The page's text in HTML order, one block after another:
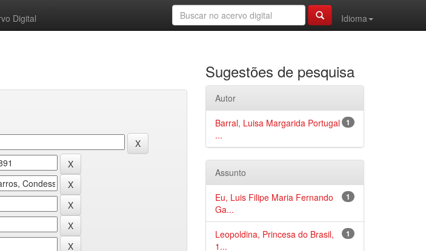
Digital
Idioma
Sugestões de pesquisa
Autor
1
Barral, Luisa Margarida Portugal
...
Assunto
1
Eu, Luis Filipe Maria Fernando
Ga...
1
Leopoldina, Princesa do Brasil,
1...